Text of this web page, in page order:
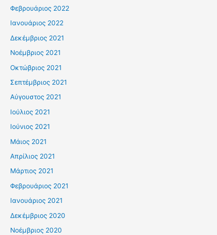
Φεβρουάριος 2022
Ιανουάριος 2022
Δεκέμβριος 2021
Νοέμβριος 2021
Οκτώβριος 2021
Σεπτέμβριος 2021
Αύγουστος 2021
Ιούλιος 2021
Ιούνιος 2021
Μάιος 2021
Απρίλιος 2021
Μάρτιος 2021
Φεβρουάριος 2021
Ιανουάριος 2021
Δεκέμβριος 2020
Νοέμβριος 2020